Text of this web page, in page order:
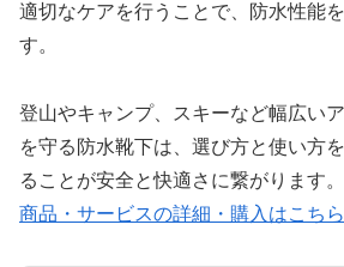
適切なケアを行うことで、防水性能
す。
登山やキャンプ、スキーなど幅広い
を守る防水靴下は、選び方と使い方
ることが安全と快適さに繋がります。
商品・サービスの詳細・購入はこちら